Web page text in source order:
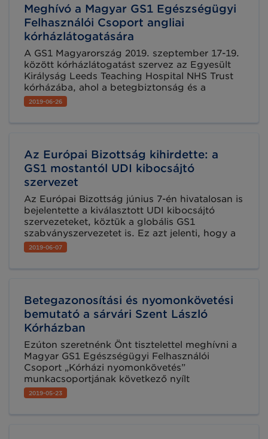
Meghívó a Magyar GS1 Egészségügyi
Felhasználói Csoport angliai
kórházlátogatására
A GS1 Magyarország 2019. szeptember 17-19.
között kórházlátogatást szervez az Egyesült
Királyság Leeds Teaching Hospital NHS Trust
kórházába, ahol a betegbiztonság és a
költséghatékonyság növelése érdekében
számos fejlesztési projektet valósítottak meg
2019-06-26
Az Európai Bizottság kihirdette: a
GS1 mostantól UDI kibocsájtó
szervezet
Az Európai Bizottság június 7-én hivatalosan is
bejelentette a kiválasztott UDI kibocsájtó
szervezeteket, köztük a globális GS1
szabványszervezetet is. Ez azt jelenti, hogy a
GS1 globális szabványai megfeleltek az
Európai Bizottság UDI azonosításra vonatkozó
orvostechnikai eszközökre vonatkozó
rendeletnek (ld: EU Rendeletek) megfelelően
az európai szintű UDI Rendszer sikeres
2019-06-07
Betegazonosítási és nyomonkövetési
bemutató a sárvári Szent László
Kórházban
Ezúton szeretnénk Önt tisztelettel meghívni a
Magyar GS1 Egészségügyi Felhasználói
Csoport „Kórházi nyomonkövetés”
munkacsoportjának következő nyílt
munkacsoporti ülésére, ahol a legfontosabb, a
beteg kerül a középpontba. A kihelyezett
2019-05-23